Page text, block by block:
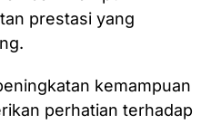
prestasi yang
kemampuan
perhatian terhadap